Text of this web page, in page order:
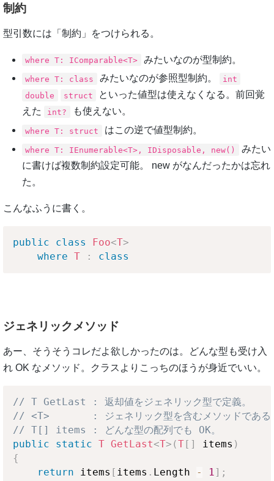
制約
型引数には「制約」をつけられる。
where T: IComparable<T> みたいなのが型制約。
where T: class みたいなのが参照型制約。
int
double
struct
といった値型は使えなくなる。前回覚
えた
int? も使えない。
where T: struct はこの逆で値型制約。
where T: IEnumerable<T>, IDisposable, new()
みたい
に書けば複数制約設定可能。 new がなんだったかは忘れ
た。
こんなふうに書く。
public class Foo<T>
where
T : class
ジェネリックメソッド
あー、そうそうコレだよ欲しかったのは。どんな型も受け入
れ OK なメソッド。クラスよりこっちのほうが身近でいい。
// T GetLast : 返却値をジェネリック型で定義。
// <T>       : ジェネリック型を含むメソッドである
// T[] items : どんな型の配列でも OK。
public
static T GetLast<T> (T[ ] items )
{
return items [ items . Length - 1] ;